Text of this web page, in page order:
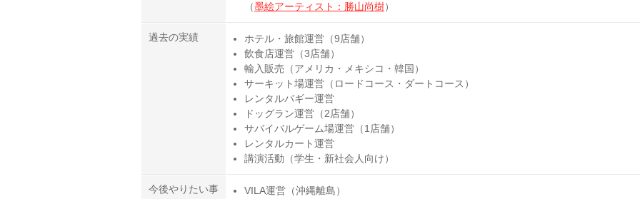
（墨絵アーティスト：勝山尚樹）
過去の実績
ホテル・旅館運営（9店舗）
飲食店運営（3店舗）
輸入販売（アメリカ・メキシコ・韓国）
サーキット場運営（ロードコース・ダートコース）
レンタルバギー運営
ドッグラン運営（2店舗）
サバイバルゲーム場運営（1店舗）
レンタルカート運営
講演活動（学生・新社会人向け）
今後やりたい事
VILA運営（沖縄離島）